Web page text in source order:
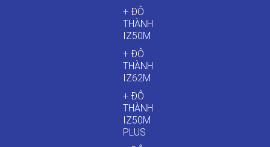
+ ĐÔ
THÀNH
IZ50M
+ ĐÔ
THÀNH
IZ62M
+ ĐÔ
THÀNH
IZ50M
PLUS